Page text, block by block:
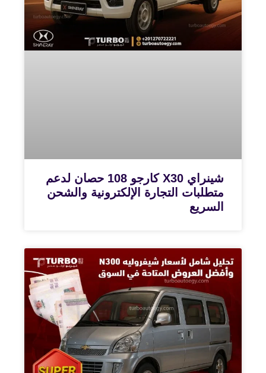
شينراي X30 كارجو 108 حصان لدعم
متطلبات التجارة الإلكترونية والشحن
السريع